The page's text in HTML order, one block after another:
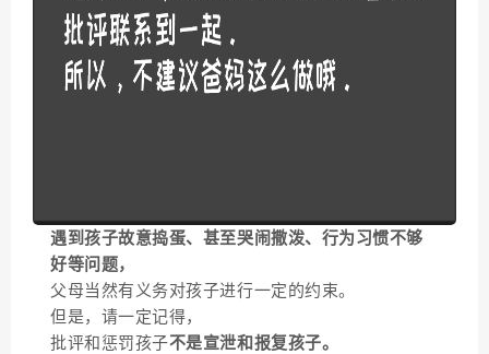
遇到孩子故意捣蛋、甚至哭闹撒泼、行为习惯不够
好等问题，
父母当然有义务对孩子进行一定的约束。
但是，请一定记得，
批评和惩罚孩子不是宣泄和报复孩子。